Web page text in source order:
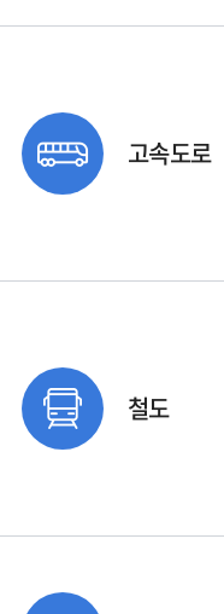
고속도로
철도